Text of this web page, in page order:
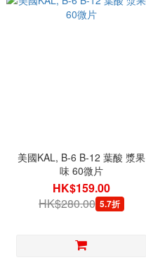
美國KAL, B-6 B-12 葉酸 漿果
味 60微片
HK$159.00
HK$280.00 5.7折